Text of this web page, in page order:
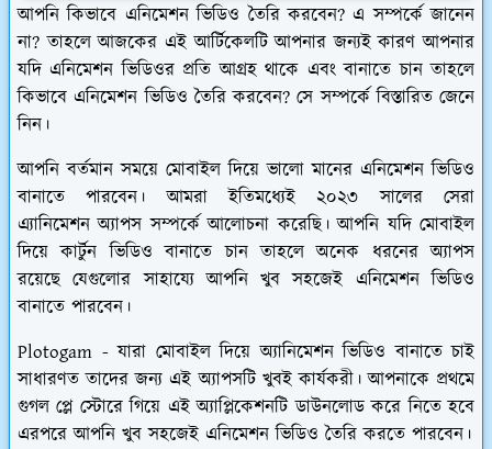
আপনি কিভাবে এনিমেশন ভিডিও তৈরি করবেন? এ সম্পর্কে জানেন
না? তাহলে আজকের এই আর্টিকেলটি আপনার জন্যই কারণ আপনার
যদি এনিমেশন ভিডিওর প্রতি আগ্রহ থাকে এবং বানাতে চান তাহলে
কিভাবে এনিমেশন ভিডিও তৈরি করবেন? সে সম্পর্কে বিস্তারিত জেনে
নিন।
আপনি বর্তমান সময়ে মোবাইল দিয়ে ভালো মানের এনিমেশন ভিডিও
বানাতে পারবেন। আমরা ইতিমধ্যেই ২০২৩ সালের সেরা
এ্যানিমেশন অ্যাপস সম্পর্কে আলোচনা করেছি। আপনি যদি মোবাইল
দিয়ে কার্টুন ভিডিও বানাতে চান তাহলে অনেক ধরনের অ্যাপস
রয়েছে যেগুলোর সাহায্যে আপনি খুব সহজেই এনিমেশন ভিডিও
বানাতে পারবেন।
Plotogam -যারা মোবাইল দিয়ে অ্যানিমেশন ভিডিও বানাতে চাই
সাধারণত তাদের জন্য এই অ্যাপসটি খুবই কার্যকরী। আপনাকে প্রথমে
গুগল প্লে স্টোরে গিয়ে এই অ্যাপ্লিকেশনটি ডাউনলোড করে নিতে হবে
এরপরে আপনি খুব সহজেই এনিমেশন ভিডিও তৈরি করতে পারবেন।